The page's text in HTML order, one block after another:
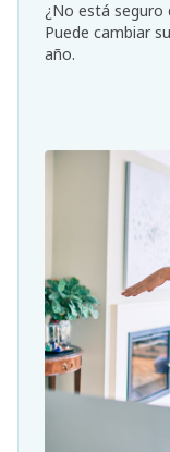
¿No está seguro
Puede cambiar
año.